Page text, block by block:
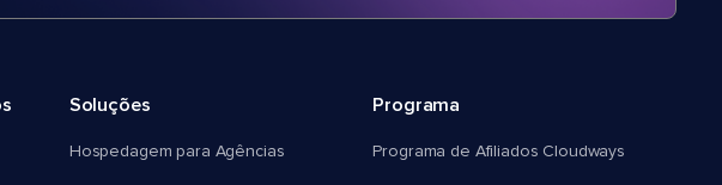
Soluções
Hospedagem para Agências
Programa
Programa de Afiliados Cloudways